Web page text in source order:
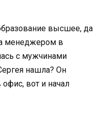
высшее, да
менеджером в
с мужчинами
нашла? Он
вот и начал